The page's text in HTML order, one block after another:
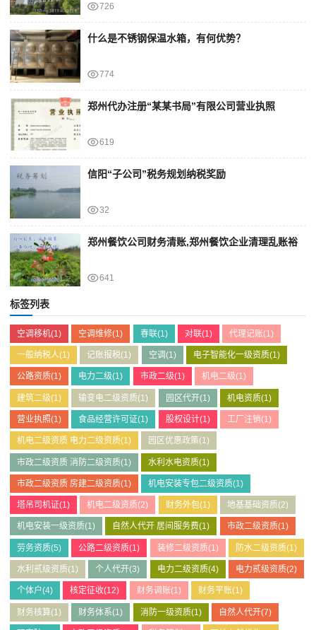
726
什么是不锈钢保温水箱，有何优势？
774
郑州代办注册“某某书局”有限公司营业执照
619
信阳“子公司”税务规划纳税奖励
32
郑州餐饮公司财务清账,郑州餐饮企业清理乱账裕
641
标签列表
空调移机(1) 空调维修(1) 春联(1) 对联(1) 代理记账(1)
一般纳税人(1) 记账报税(1) 空调(1) 电子智能化一级资质(1)
公路资质(1) 电力二级(1) 市政二级(1) 机电二级(1)
建筑二级(1) 输变电二级资质(1) 园区代开(1) 机电资质(1)
营业执照(1) 食品经营许可证(1) 股权设计(1) 工厂注销(1)
机电二级资质 电力二级资质(1) 园区优惠政策(1)
市政二级资质 消防二级资质(1) 水利水电资质(1)
市政二级资质 房建二级资质(1) 机电安装专包二级资质(1)
塔吊司机证(1) 机电二级资质(2) 财务外包(1) 地基基础资质(2)
机电安装一级资质(1) 自然人代开 居间服务费(1) 市政二级资质(1)
劳务资质(5) 公路二级资质(1) 装修二级资质(1) 防水二级资质(1)
水利贰级资质(1) 个人代开(3) 电力二级资质(4) 电力贰级资质(2)
个体户(4) 核定征收(12) 财务调账(1) 财务平账(1)
财务核算(1) 财务体系(1) 消防一级资质(1) 自然人代开(7)